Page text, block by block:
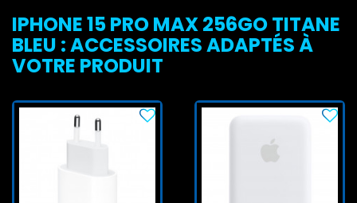
IPHONE 15 PRO MAX 256GO TITANE
BLEU : ACCESSOIRES ADAPTÉS À
VOTRE PRODUIT